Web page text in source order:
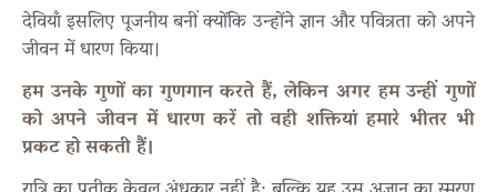
देवियाँ इसलिए पूजनीय बनीं क्योंकि उन्होंने ज्ञान और पवित्रता को अपने
जीवन में धारण किया।
हम उनके गुणों का गुणगान करते हैं, लेकिन अगर हम उन्हीं गुणों
को अपने जीवन में धारण करें तो वही शक्तियां हमारे भीतर भी
प्रकट हो सकती हैं।